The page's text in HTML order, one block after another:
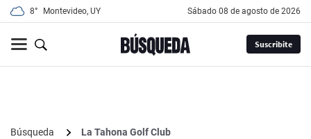
8° Montevideo, UY sábado 08 de agosto de 2026
Suscribite
Búsqueda
La Tahona Golf Club